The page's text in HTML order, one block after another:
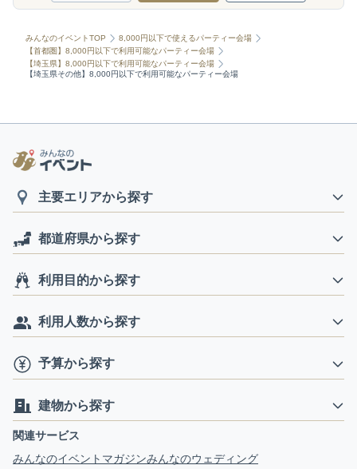
みんなのイベントTOP
8,000円以下で使えるパーティー会場
【首都圏】8,000円以下で利用可能なパーティー会場
【埼玉県】8,000円以下で利用可能なパーティー会場
【埼玉県その他】8,000円以下で利用可能なパーティー会場
主要エリアから探す
都道府県から探す
利用目的から探す
利用人数から探す
予算から探す
建物から探す
関連サービス
みんなのイベントマガジンみんなのウェディング